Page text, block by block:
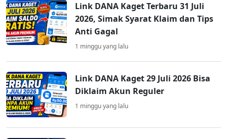
Link DANA Kaget Terbaru 31 Juli
2026, Simak Syarat Klaim dan Tips
Anti Gagal
1 minggu yang lalu
Link DANA Kaget 29 Juli 2026 Bisa
Diklaim Akun Reguler
1 minggu yang lalu